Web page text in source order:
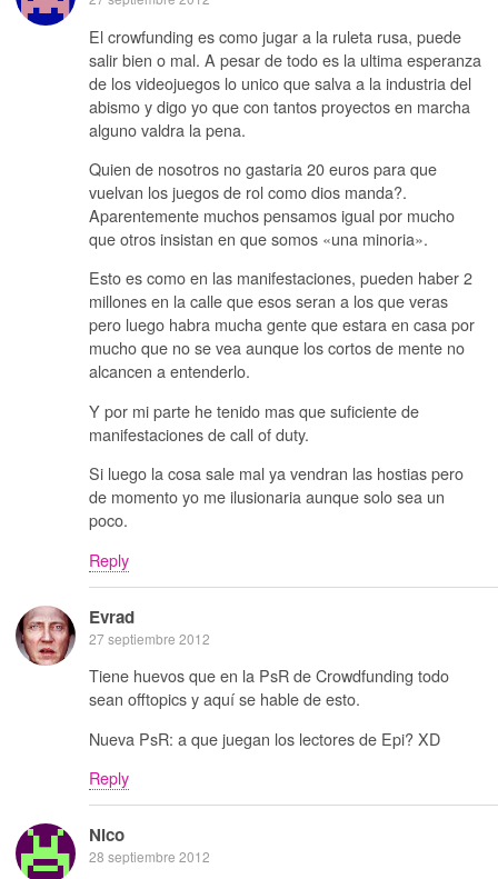
El crowfunding es como jugar a la ruleta rusa, puede
salir bien o mal. A pesar de todo es la ultima esperanza
de los videojuegos lo unico que salva a la industria del
abismo y digo yo que con tantos proyectos en marcha
alguno valdra la pena.
Quien de nosotros no gastaria 20 euros para que
vuelvan los juegos de rol como dios manda?.
Aparentemente muchos pensamos igual por mucho
que otros insistan en que somos «una minoria».
Esto es como en las manifestaciones, pueden haber 2
millones en la calle que esos seran a los que veras
pero luego habra mucha gente que estara en casa por
mucho que no se vea aunque los cortos de mente no
alcancen a entenderlo.
Y por mi parte he tenido mas que suficiente de
manifestaciones de call of duty.
Si luego la cosa sale mal ya vendran las hostias pero
de momento yo me ilusionaria aunque solo sea un
poco.
Reply
Evrad
27 septiembre 2012
Tiene huevos que en la PsR de Crowdfunding todo
sean offtopics y aquí se hable de esto.
Nueva PsR: a que juegan los lectores de Epi? XD
Reply
Nico
28 septiembre 2012